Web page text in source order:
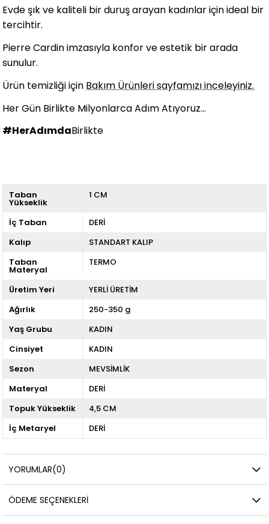
Evde şık ve kaliteli bir duruş arayan kadınlar için ideal bir
tercihtir.
Pierre Cardin imzasıyla konfor ve estetik bir arada
sunulur.
Ürün temizliği için Bakım Ürünleri sayfamızı inceleyiniz.
Her Gün Birlikte Milyonlarca Adım Atıyoruz...
#HerAdımdaBirlikte
Taban
Yükseklik
1 CM
İç Taban
DERİ
Kalıp
STANDART KALIP
Taban
Materyal
TERMO
Üretim Yeri
YERLİ ÜRETİM
Ağırlık
250-350 g
Yaş Grubu
KADIN
Cinsiyet
KADIN
Sezon
MEVSİMLİK
Materyal
DERİ
Topuk Yükseklik
4,5 CM
İç Metaryel
DERİ
YORUMLAR(0)
ÖDEME SEÇENEKLERI